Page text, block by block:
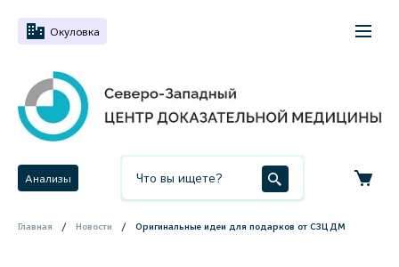
Окуловка
Анализы
Главная Новости Оригинальные идеи для подарков от СЗЦДМ